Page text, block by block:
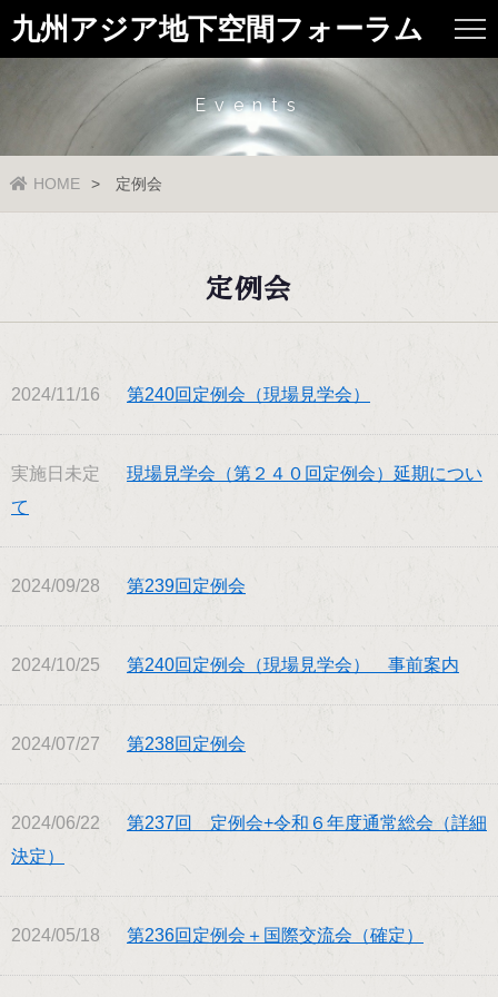
九州アジア地下空間フォーラム
Events
HOME 定例会
定例会
2024/11/16 第240回定例会（現場見学会）
実施日未定
現場見学会（第２４０回定例会）延期につい
て
2024/09/28 第239回定例会
2024/10/25 第240回定例会（現場見学会） 事前案内
2024/07/27 第238回定例会
2024/06/22
第237回 定例会+令和６年度通常総会（詳細
決定）
2024/05/18 第236回定例会＋国際交流会（確定）